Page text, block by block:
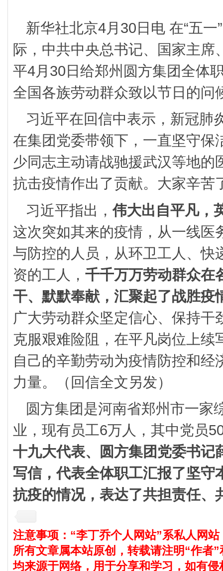
新华社北京4月30日电 在“五
际，中共中央总书记、国家主席
平4月30日给郑州圆方集团全体
全国各族劳动群众致以节日的问
习近平在回信中表示，新冠肺
在集团党委带领下，一直坚守保
少同志主动请战驰援武汉等地的
抗击疫情作出了贡献。大家辛苦
习近平指出，伟大出自平凡，
这次突如其来的疫情，从一线医
与防控的人员，从环卫工人、快
资的工人， 千千万万劳动群众在
干、默默奉献， 汇聚起了战胜疫
广大劳动群众坚定信心、保持干
克服艰难险阻，在平凡岗位上续
自己的辛勤劳动为疫情防控和经
力量。（回信全文另发）
圆方集团是河南省郑州市一家
业，现有员工6万人，其中党员
十九大代表、圆方集团党委书记
写信，代表全体职工汇报了坚守
抗疫的情况，表达了共担责任、
注意事项：“李丁乔个人网站”系私人网
所有文章属本站原创，转载请注明“作者
均来源于网络，用于分享和学习，如有